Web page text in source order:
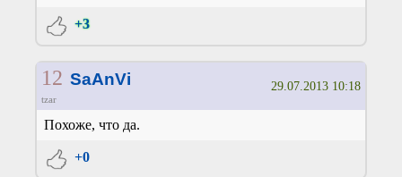
+3
12 SaAnVi
tzar
29.07.2013 10:18
Похоже, что да.
+0